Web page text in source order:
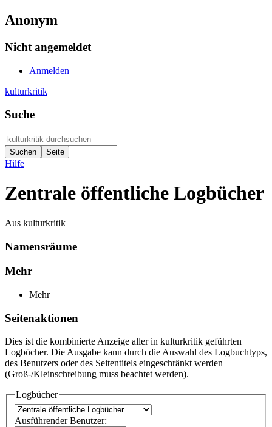
Anonym
Nicht angemeldet
Anmelden
kulturkritik
Suche
Hilfe
Zentrale öffentliche Logbücher
Aus kulturkritik
Namensräume
Mehr
Mehr
Seitenaktionen
Dies ist die kombinierte Anzeige aller in kulturkritik geführten
Logbücher. Die Ausgabe kann durch die Auswahl des Logbuchtyps,
des Benutzers oder des Seitentitels eingeschränkt werden
(Groß-/Kleinschreibung muss beachtet werden).
Logbücher
Ausführender Benutzer: